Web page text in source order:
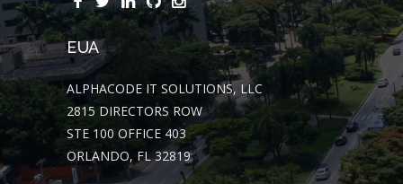
EUA
ALPHACODE IT SOLUTIONS, LLC
2815 DIRECTORS ROW
STE 100 OFFICE 403
ORLANDO, FL 32819